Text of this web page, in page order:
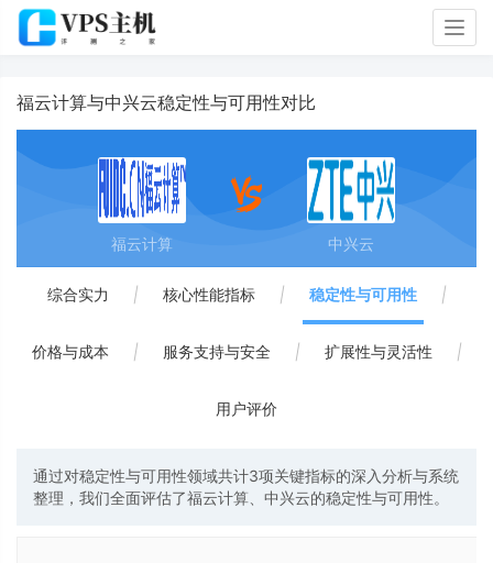
福云计算与中兴云稳定性与可用性对比
福云计算 中兴云
综合实力 | 核心性能指标 | 稳定性与可用性 |
价格与成本 | 服务支持与安全 | 扩展性与灵活性 |
用户评价
通过对稳定性与可用性领域共计3项关键指标的深入分析与系统
整理，我们全面评估了福云计算、中兴云的稳定性与可用性。